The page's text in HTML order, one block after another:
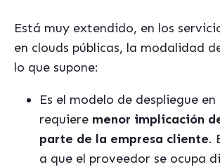
Está muy extendido, en los
en clouds públicas, la modalidad
lo que supone:
Es el modelo de despliegue
requiere menor implicación
parte de la empresa cliente.
a que el proveedor se ocupa